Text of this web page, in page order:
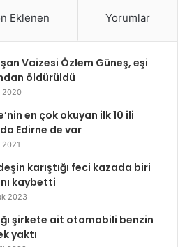
Eklenen Yorumlar
Vaizesi Özlem Güneş, eşi
öldürüldü
2020
en çok okuyan ilk 10 ili
Edirne de var
2021
karıştığı feci kazada biri
kaybetti
2023
şirkete ait otomobili benzin
yaktı